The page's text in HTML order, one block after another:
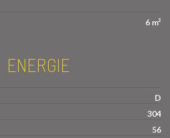
6 m²
ENERGIE
D
304
56